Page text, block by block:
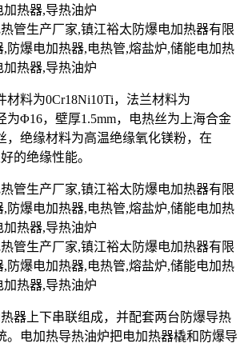
材料为0Cr18Ni10Ti，法兰材料为
为Φ16，壁厚1.5mm，电热丝为上海合金
，绝缘材料为高温绝缘氧化镁粉，在
的绝缘性能。
器上下串联组成，并配套两台防爆导热
。电加热导热油炉把电加热器橇和防爆导